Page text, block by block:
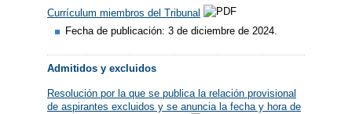
Currículum miembros del Tribunal
Fecha de publicación: 3 de diciembre de 2024.
Admitidos y excluidos
Resolución por la que se publica la relación provisional
de aspirantes excluidos y se anuncia la fecha y hora de